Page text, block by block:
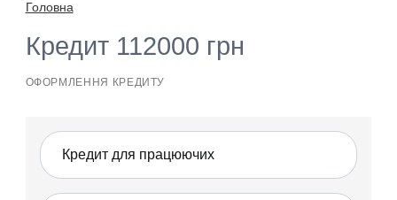
Головна
Кредит 112000 грн
ОФОРМЛЕННЯ КРЕДИТУ